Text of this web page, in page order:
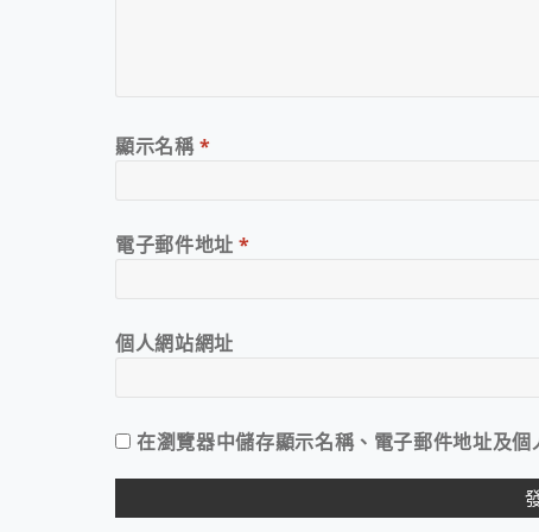
顯示名稱*
電子郵件地址*
個人網站網址
在瀏覽器中儲存顯示名稱、電子郵件地址及